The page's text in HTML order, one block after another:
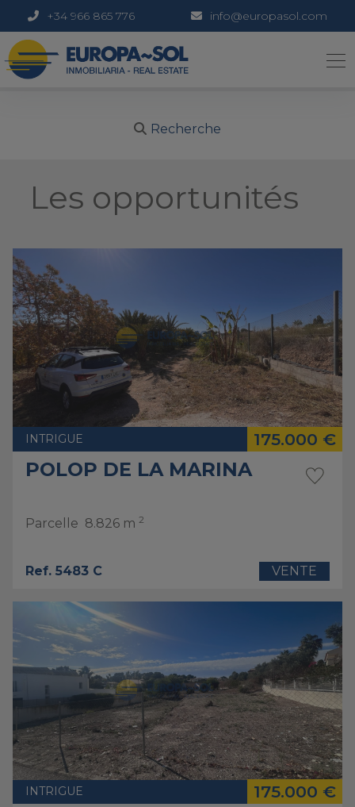
+34 966 865 776 info@europasol.com
Recherche
Les opportunités
INTRIGUE 175.000 €
POLOP DE LA MARINA
Parcelle 8.826 m 2
Ref. 5483 C VENTE
INTRIGUE 175.000 €